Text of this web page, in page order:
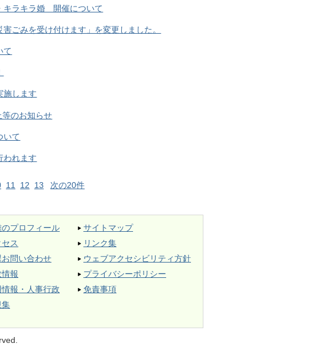
キラキラ婚 開催について
ごみを受け付けます」を変更しました。
て
施します
のお知らせ
いて
われます
11 12 13 次の20件
のプロフィール
ス
お問い合わせ
報
報・人事行政
集
サイトマップ
リンク集
ウェブアクセシビリティ方針
プライバシーポリシー
免責事項